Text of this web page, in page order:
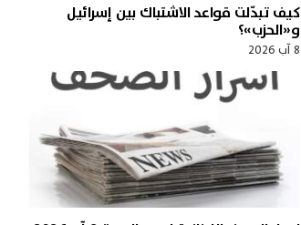
كيف تبدّلت قواعد الاشتباك بين إسرائيل
و«الحزب»؟
8 آب 2026